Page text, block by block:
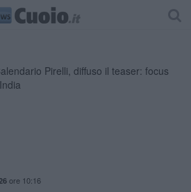
ore 10:16